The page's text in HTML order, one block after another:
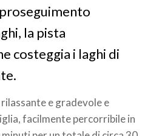
la pista
costeggia i laghi di
e gradevole e
facilmente percorribile in